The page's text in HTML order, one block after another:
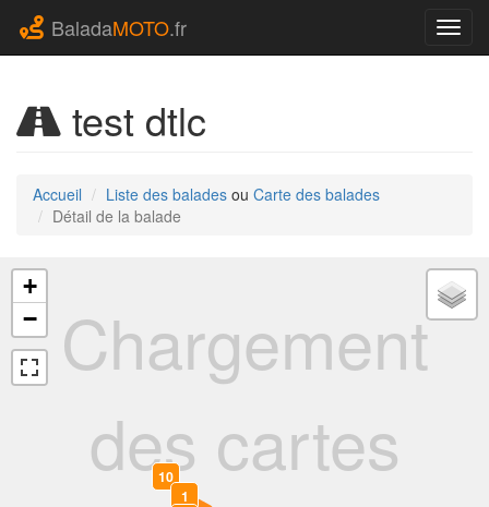
BaladaMOTO.fr
test dtlc
Accueil Liste des balades ou Carte des balades
Détail de la balade
Chargement
des cartes
0
1
10
+
−